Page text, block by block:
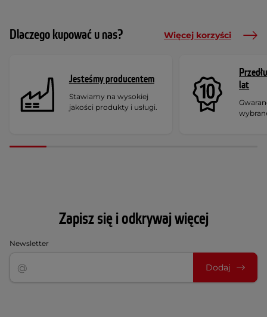
Dlaczego kupować u nas? Więcej korzyści
Jesteśmy producentem
Stawiamy na wysokiej
jakości produkty i usługi.
lat
Zapisz się i odkrywaj więcej
Newsletter
Dodaj